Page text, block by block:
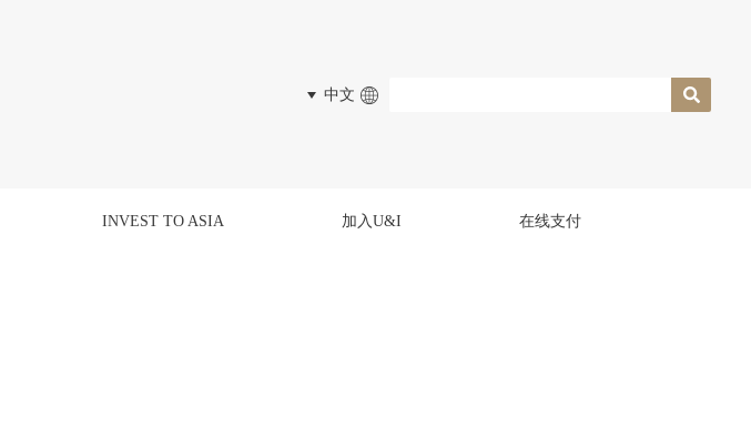
中文
INVEST TO ASIA 加入U&I 在线支付